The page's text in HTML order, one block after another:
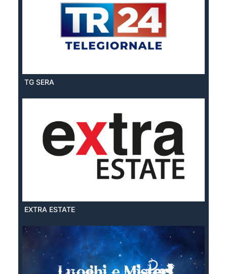
TG SERA
EXTRA ESTATE